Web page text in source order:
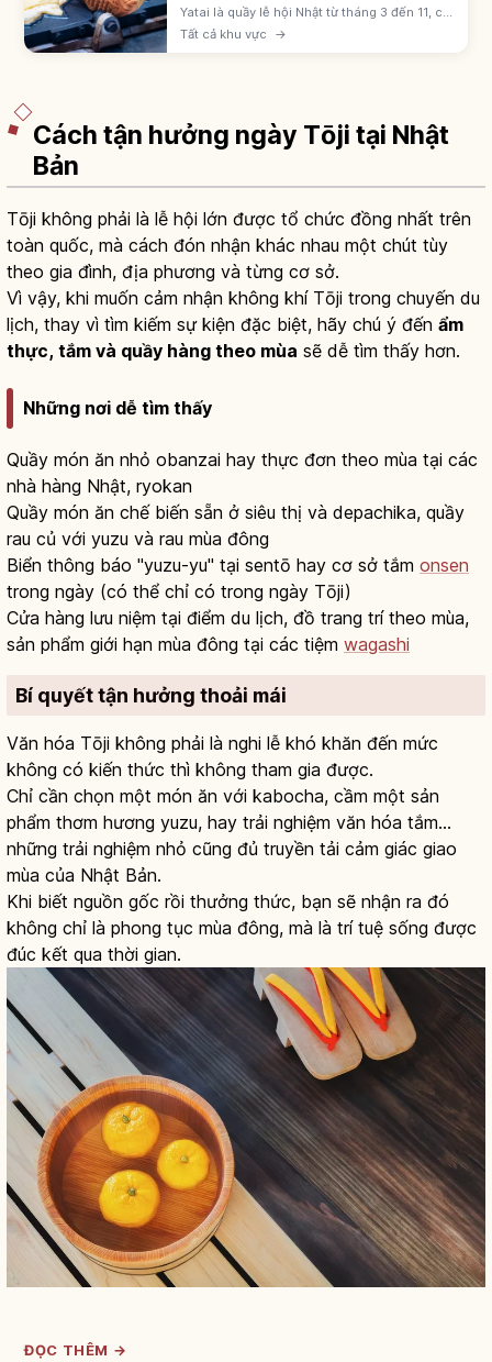
Yatai là quầy lễ hội Nhật từ tháng 3 đến 11, có
ringo-ame, yakisoba, takoyaki, kakigōri. Giá
300-500 yên; xếp hàng theo thứ tự và dịch
Tất cả khu vực →
Cách tận hưởng ngày Tōji tại Nhật
Bản
Tōji không phải là lễ hội lớn được tổ chức đồng nhất trên
toàn quốc, mà cách đón nhận khác nhau một chút tùy
theo gia đình, địa phương và từng cơ sở.
Vì vậy, khi muốn cảm nhận không khí Tōji trong chuyến du
lịch, thay vì tìm kiếm sự kiện đặc biệt, hãy chú ý đến ẩm
thực, tắm và quầy hàng theo mùa sẽ dễ tìm thấy hơn.
Những nơi dễ tìm thấy
Quầy món ăn nhỏ obanzai hay thực đơn theo mùa tại các
nhà hàng Nhật, ryokan
Quầy món ăn chế biến sẵn ở siêu thị và depachika, quầy
rau củ với yuzu và rau mùa đông
Biển thông báo "yuzu-yu" tại sentō hay cơ sở tắm onsen
trong ngày (có thể chỉ có trong ngày Tōji)
Cửa hàng lưu niệm tại điểm du lịch, đồ trang trí theo mùa,
sản phẩm giới hạn mùa đông tại các tiệm wagashi
Bí quyết tận hưởng thoải mái
Văn hóa Tōji không phải là nghi lễ khó khăn đến mức
không có kiến thức thì không tham gia được.
Chỉ cần chọn một món ăn với kabocha, cầm một sản
phẩm thơm hương yuzu, hay trải nghiệm văn hóa tắm…
những trải nghiệm nhỏ cũng đủ truyền tải cảm giác giao
mùa của Nhật Bản.
Khi biết nguồn gốc rồi thưởng thức, bạn sẽ nhận ra đó
không chỉ là phong tục mùa đông, mà là trí tuệ sống được
đúc kết qua thời gian.
ĐỌC THÊM →